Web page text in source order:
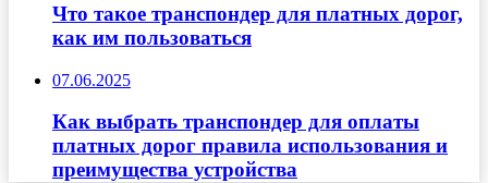
Что такое транспондер для платных дорог,
как им пользоваться
07.06.2025
Как выбрать транспондер для оплаты
платных дорог правила использования и
преимущества устройства